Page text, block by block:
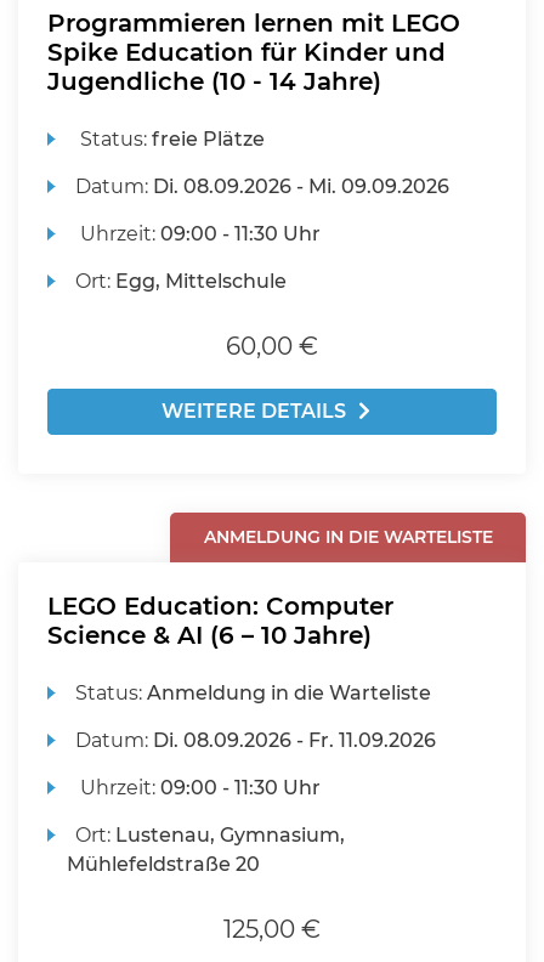
Programmieren lernen mit LEGO
Spike Education für Kinder und
Jugendliche (10 - 14 Jahre)
Status:freie Plätze
Datum: Di. 08.09.2026 - Mi. 09.09.2026
Uhrzeit:09:00 - 11:30 Uhr
Ort: Egg, Mittelschule
60,00 €
WEITERE DETAILS
ANMELDUNG IN DIE WARTELISTE
LEGO Education: Computer
Science & AI (6 – 10 Jahre)
Status:Anmeldung in die Warteliste
Datum: Di. 08.09.2026 - Fr. 11.09.2026
Uhrzeit:09:00 - 11:30 Uhr
Ort: Lustenau, Gymnasium,
Mühlefeldstraße 20
125,00 €